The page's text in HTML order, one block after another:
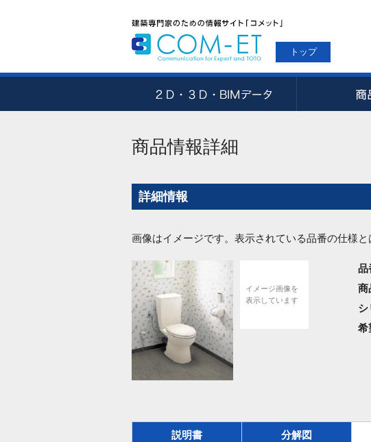
トップ
商品情報詳細
詳細情報
画像はイメージです。表示されている品番の仕様と
イメージ画像を
表示しています
品
商
シ
希
説明書 分解図